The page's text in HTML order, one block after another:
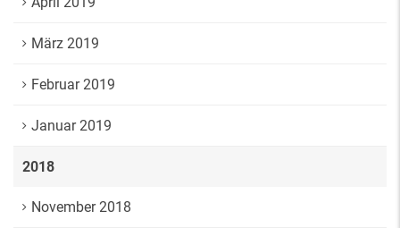
März 2019
Februar 2019
Januar 2019
2018
November 2018